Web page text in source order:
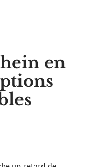
en